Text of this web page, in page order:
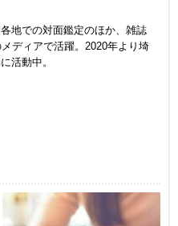
地での対面鑑定のほか、雑誌
ディアで活躍。2020年より埼
活動中。